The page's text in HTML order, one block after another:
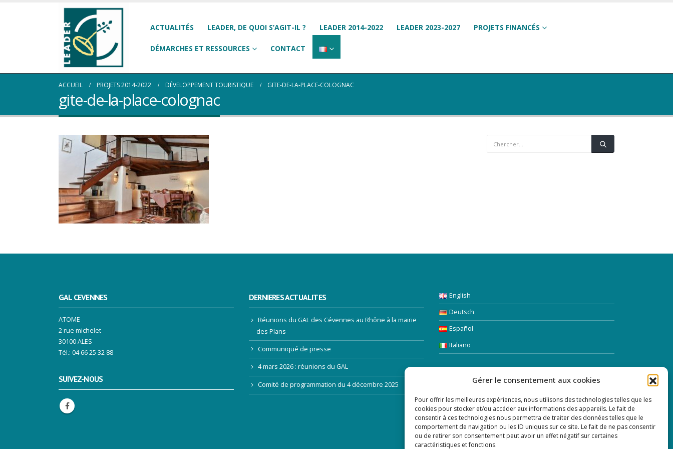
Gérer le consentement aux cookies
Pour offrir les meilleures expériences, nous utilisons des technologies telles que les
cookies pour stocker et/ou accéder aux informations des appareils. Le fait de
consentir à ces technologies nous permettra de traiter des données telles que le
comportement de navigation ou les ID uniques sur ce site. Le fait de ne pas consentir
ou de retirer son consentement peut avoir un effet négatif sur certaines
caractéristiques et fonctions.
ACTUALITÉS LEADER, DE QUOI S’AGIT-IL ? LEADER 2014-2022 LEADER 2023-2027 PROJETS FINANCÉS
DÉMARCHES ET RESSOURCES CONTACT
ACCUEIL PROJETS 2014-2022 DÉVELOPPEMENT TOURISTIQUE GITE-DE-LA-PLACE-COLOGNAC
gite-de-la-place-colognac
GAL CEVENNES
ATOME
2 rue michelet
30100 ALES
Tél.: 04 66 25 32 88
SUIVEZ-NOUS
DERNIERES ACTUALITES
Réunions du GAL des Cévennes au Rhône à la mairie
des Plans
Communiqué de presse
4 mars 2026 : réunions du GAL
Comité de programmation du 4 décembre 2025
English
Deutsch
Español
Italiano
Addresse Email: